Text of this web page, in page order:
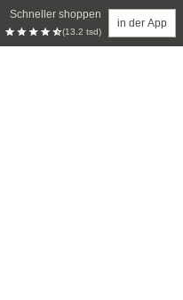
Schneller shoppen
(13.2 tsd)
in der App